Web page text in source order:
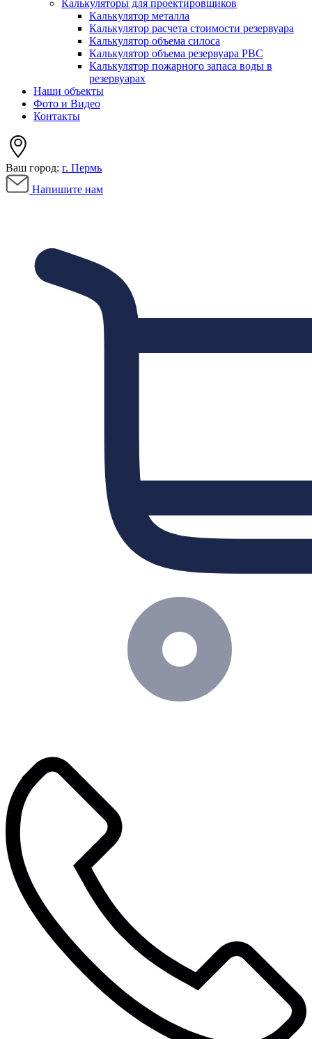
Калькуляторы для проектировщиков
Калькулятор металла
Калькулятор расчета стоимости резервуара
Калькулятор объема силоса
Калькулятор объема резервуара РВС
Калькулятор пожарного запаса воды в
резервуарах
Наши объекты
Фото и Видео
Контакты
Ваш город: г. Пермь
Напишите нам